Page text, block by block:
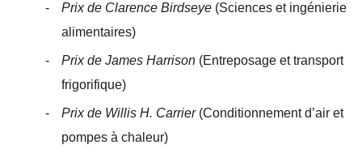
Prix de Clarence Birdseye (Sciences et ingénierie
alimentaires)
Prix de James Harrison (Entreposage et transport
frigorifique)
Prix de Willis H. Carrier (Conditionnement d’air et
pompes à chaleur)